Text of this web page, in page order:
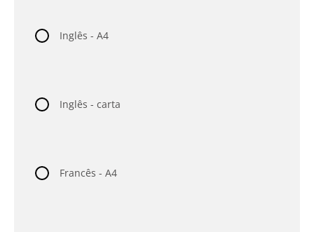
Inglês - A4
Inglês - carta
Francês - A4